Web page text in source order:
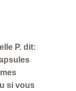
P. dit:
si vous